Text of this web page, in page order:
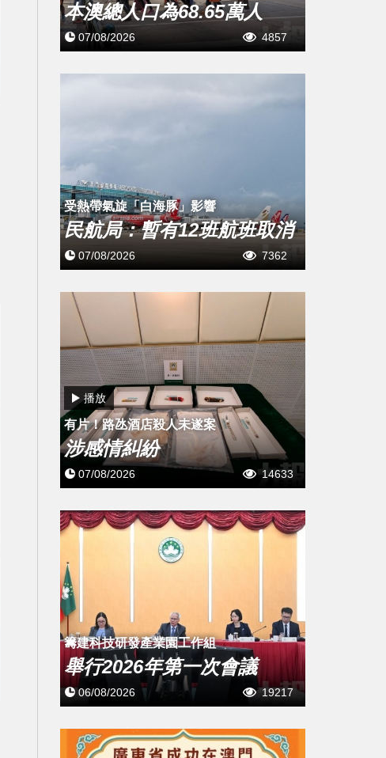
本澳總人口為68.65萬人
07/08/2026 4857
受熱帶氣旋「白海豚」影響
民航局：暫有12班航班取消
07/08/2026 7362
播放
有片！路氹酒店殺人未遂案
涉感情糾紛
07/08/2026 14633
籌建科技研發產業園工作組
舉行2026年第一次會議
06/08/2026 19217